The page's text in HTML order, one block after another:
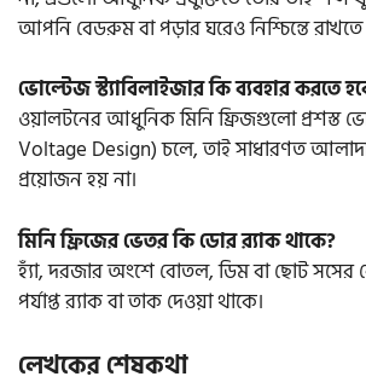
আপনি বেডরুম বা পড়ার ঘরেও নিশ্চিন্তে রাখতে
ভোল্টেজ স্ট্যাবিলাইজার কি ব্যবহার করতে
ওয়ালটনের আধুনিক মিনি ফ্রিজগুলো প্রশস্ত
Voltage Design) চলে, তাই সাধারণত আলাদা
প্রয়োজন হয় না।
মিনি ফ্রিজের ভেতর কি ডোর র‍্যাক থাকে?
হ্যাঁ, দরজার অংশে বোতল, ডিম বা ছোট
পর্যাপ্ত র‍্যাক বা তাক দেওয়া থাকে।
লেখকের শেষকথা